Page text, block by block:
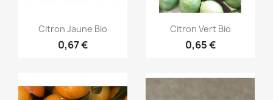
Aperçu rapide
Citron Jaune Bio
0,67 €
Aperçu rapide
Citron Vert Bio
0,65 €